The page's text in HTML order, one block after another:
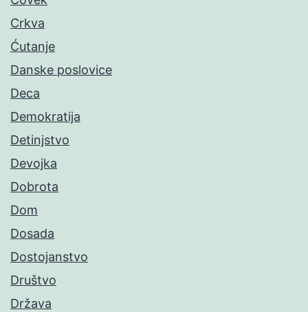
Crkva
Ćutanje
Danske poslovice
Deca
Demokratija
Detinjstvo
Devojka
Dobrota
Dom
Dosada
Dostojanstvo
Društvo
Država